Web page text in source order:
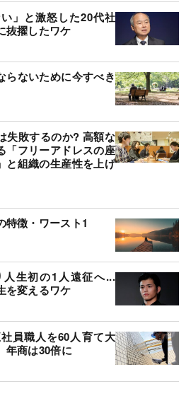
」と激怒した20代社
抜擢したワケ
らないために今すべき
失敗するのか? 高額な
「フリーアドレスの座
と組織の生産性を上げ
特徴・ワースト1
生初の1人遠征へ...
を変えるワケ
員職人を60人育て大
年商は30倍に